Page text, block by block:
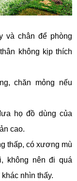
và chân để phòng
không kịp thích
chăn mỏng nếu
họ đồ dùng của
cao.
thấp, có xương mù
không nên đi quá
nhìn thấy.